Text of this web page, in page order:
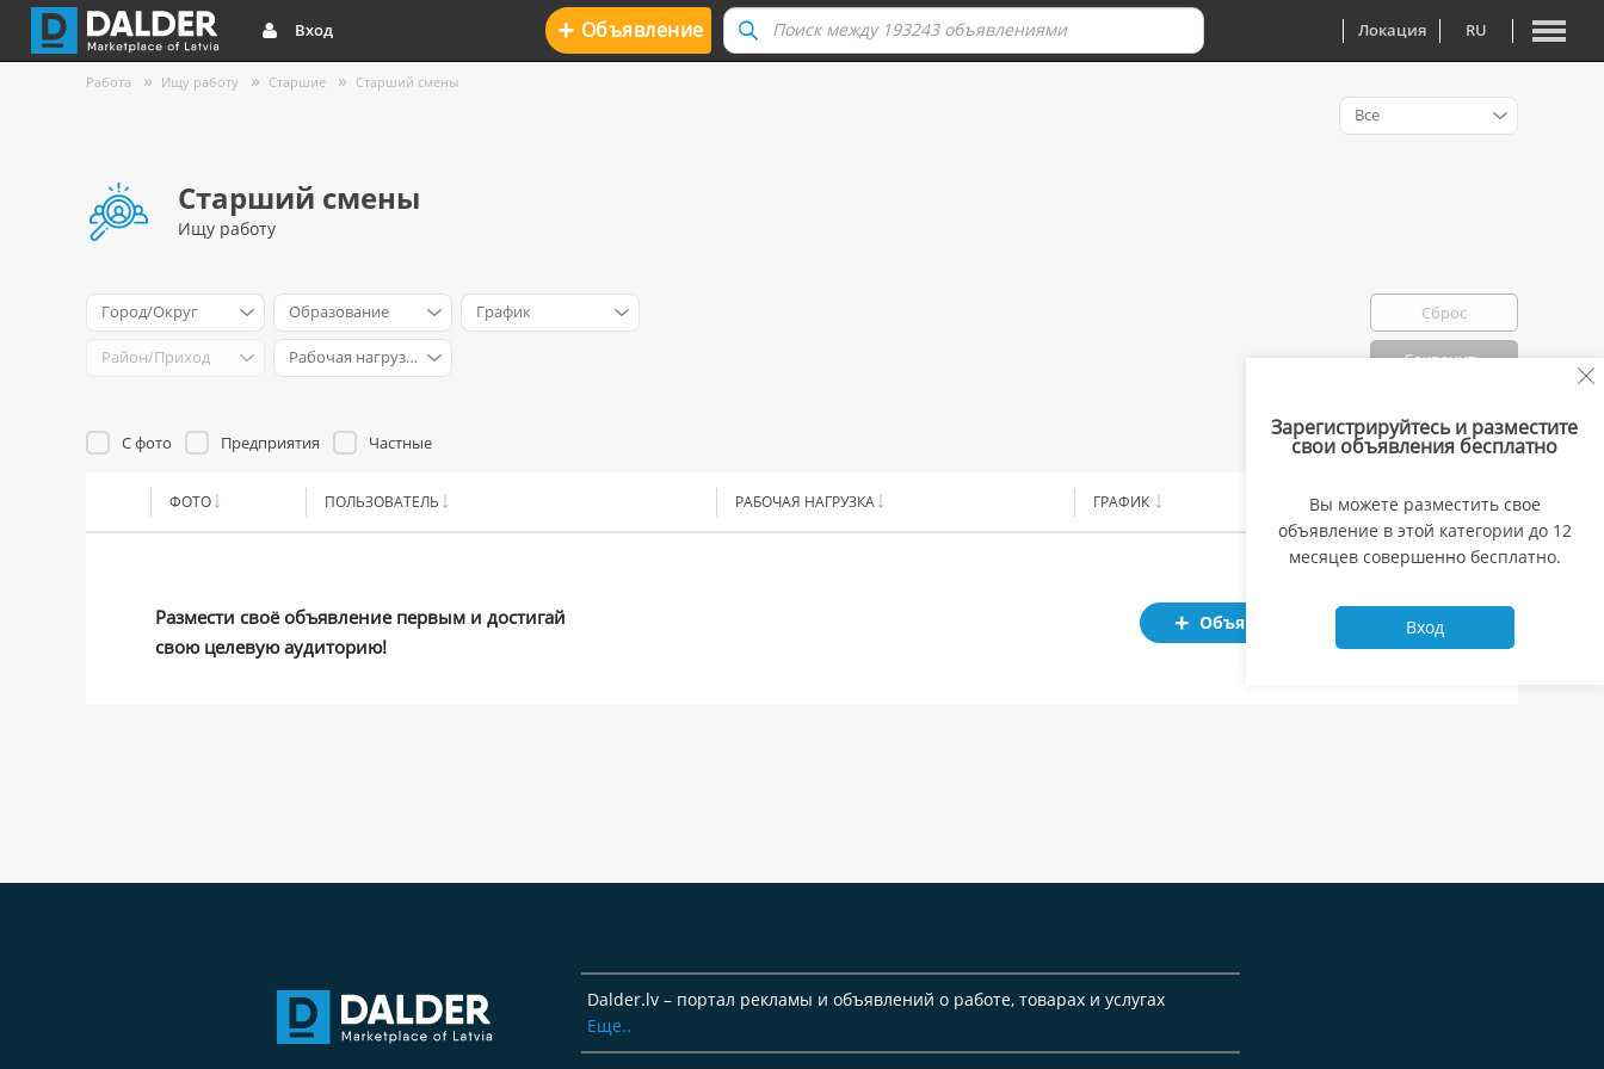
Вход + Oбъявление Локация RU
Работа Ищу работу Старшие Старший смены
Старший смены
Ищу работу
Город/Округ Образование График
Район/Приход Рабочая нагрузка
Сброс
Сохранить
Все
С фото Предприятия Частные Избранно: 0
ФОТО ПОЛЬЗОВАТЕЛЬ РАБОЧАЯ НАГРУЗКА ГРАФИК ЗАРПЛАТА
Размести своё объявление первым и достигай
свою целевую аудиторию!
Объявление
Зарегистрируйтесь и разместите
свои объявления бесплатно
Вы можете разместить свое
объявление в этой категории до 12
месяцев совершенно бесплатно.
Вход
Dalder.lv – портал рекламы и объявлений о работе, товарах и услугах
Еще..